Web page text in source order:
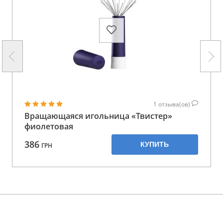
1 отзыва(ов)
Вращающаяся игольница «Твистер»
фиолетовая
386 ГРН КУПИТЬ